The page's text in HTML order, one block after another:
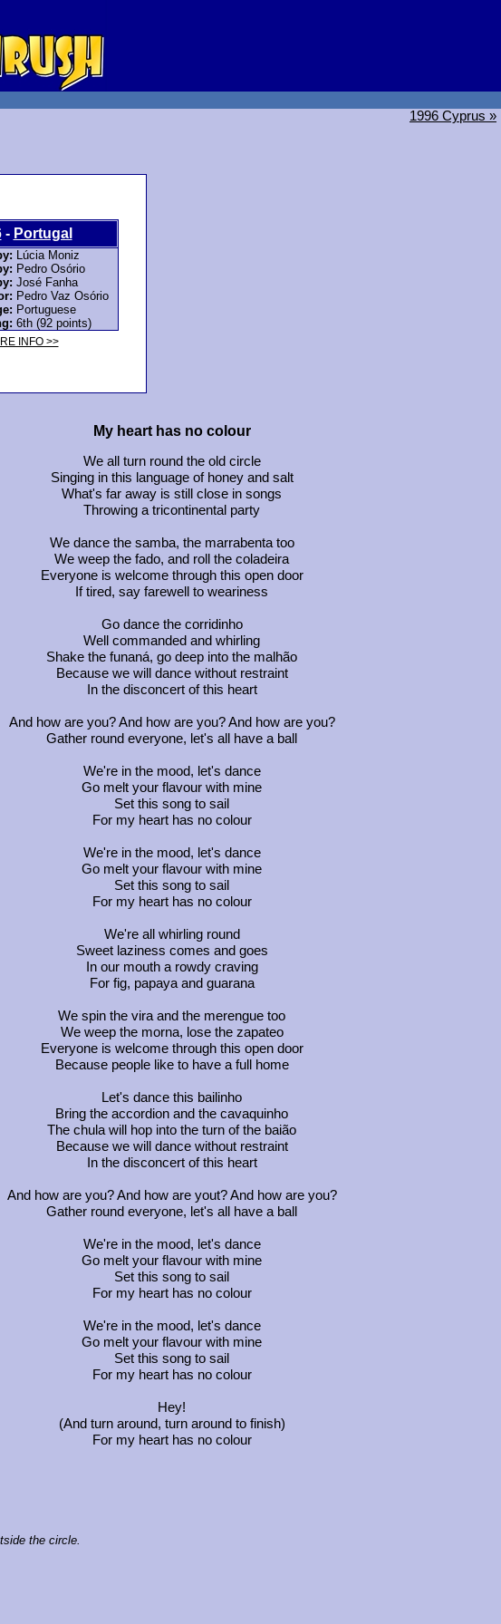
1996 Cyprus »
- Portugal
Lúcia Moniz
Pedro Osório
José Fanha
Pedro Vaz Osório
Portuguese
6th (92 points)
INFO >>
My heart has no colour
We all turn round the old circle
Singing in this language of honey and salt
What's far away is still close in songs
Throwing a tricontinental party
We dance the samba, the marrabenta too
We weep the fado, and roll the coladeira
Everyone is welcome through this open door
If tired, say farewell to weariness
Go dance the corridinho
Well commanded and whirling
Shake the funaná, go deep into the malhão
Because we will dance without restraint
In the disconcert of this heart
And how are you? And how are you? And how are you?
Gather round everyone, let's all have a ball
We're in the mood, let's dance
Go melt your flavour with mine
Set this song to sail
For my heart has no colour
We're in the mood, let's dance
Go melt your flavour with mine
Set this song to sail
For my heart has no colour
We're all whirling round
Sweet laziness comes and goes
In our mouth a rowdy craving
For fig, papaya and guarana
We spin the vira and the merengue too
We weep the morna, lose the zapateo
Everyone is welcome through this open door
Because people like to have a full home
Let's dance this bailinho
Bring the accordion and the cavaquinho
The chula will hop into the turn of the baião
Because we will dance without restraint
In the disconcert of this heart
And how are you? And how are yout? And how are you?
Gather round everyone, let's all have a ball
We're in the mood, let's dance
Go melt your flavour with mine
Set this song to sail
For my heart has no colour
We're in the mood, let's dance
Go melt your flavour with mine
Set this song to sail
For my heart has no colour
Hey!
(And turn around, turn around to finish)
For my heart has no colour
the circle.